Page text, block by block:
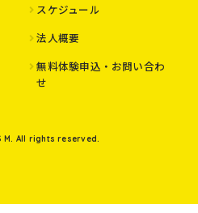
スケジュール
法人概要
無料体験申込・お問い合わ
せ
M. All rights reserved.